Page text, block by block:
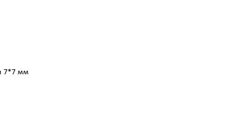
7*7 мм